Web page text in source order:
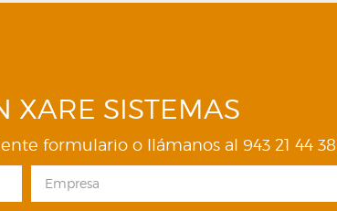
XARE SISTEMAS
formulario o llámanos al 943 21 44 38